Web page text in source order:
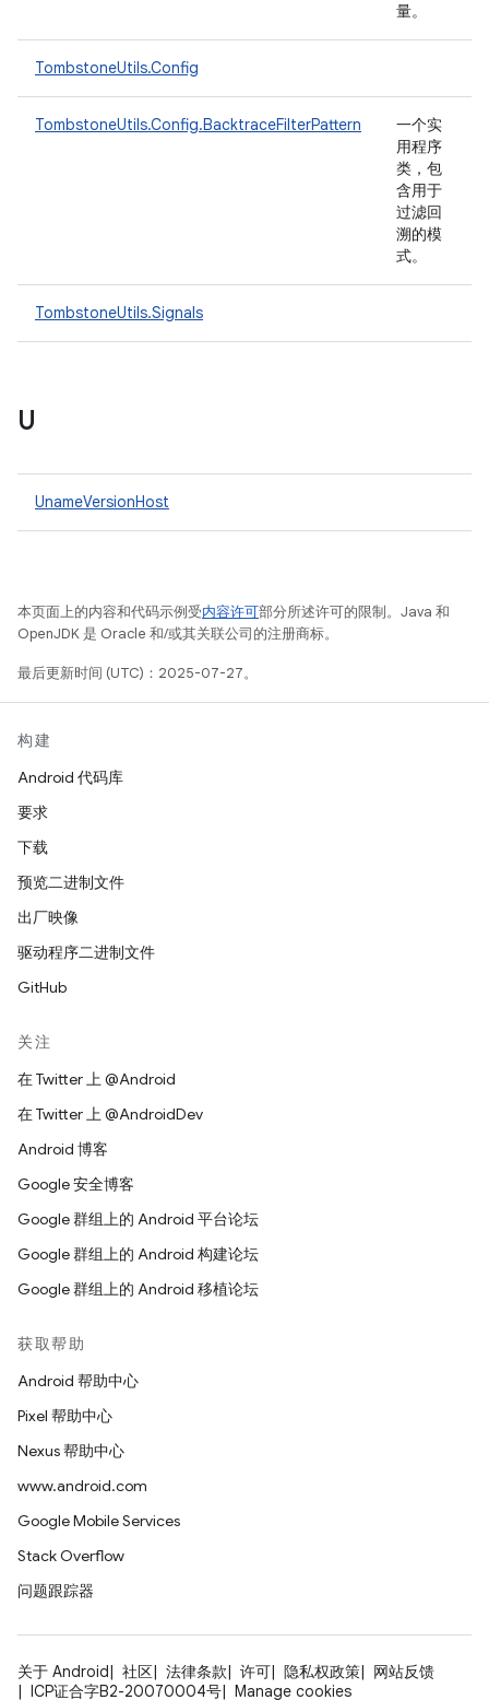
量。
TombstoneUtils.Config
TombstoneUtils.Config.BacktraceFilterPattern
一个实
用程序
类，包
含用于
过滤回
溯的模
式。
TombstoneUtils.Signals
U
UnameVersionHost
本页面上的内容和代码示例受内容许可部分所述许可的限制。Java 和
OpenJDK 是 Oracle 和/或其关联公司的注册商标。
最后更新时间 (UTC)：2025-07-27。
构建
Android 代码库
要求
下载
预览二进制文件
出厂映像
驱动程序二进制文件
GitHub
关注
在 Twitter 上 @Android
在 Twitter 上 @AndroidDev
Android 博客
Google 安全博客
Google 群组上的 Android 平台论坛
Google 群组上的 Android 构建论坛
Google 群组上的 Android 移植论坛
获取帮助
Android 帮助中心
Pixel 帮助中心
Nexus 帮助中心
www.android.com
Google Mobile Services
Stack Overflow
问题跟踪器
关于 Android 社区 法律条款 许可 隐私权政策
网站反馈
ICP证合字B2-20070004号
Manage cookies